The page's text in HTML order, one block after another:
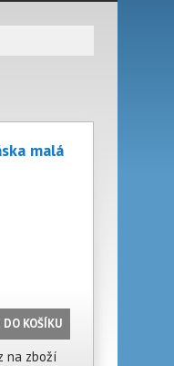
malá
DO KOŠÍKU
na zboží